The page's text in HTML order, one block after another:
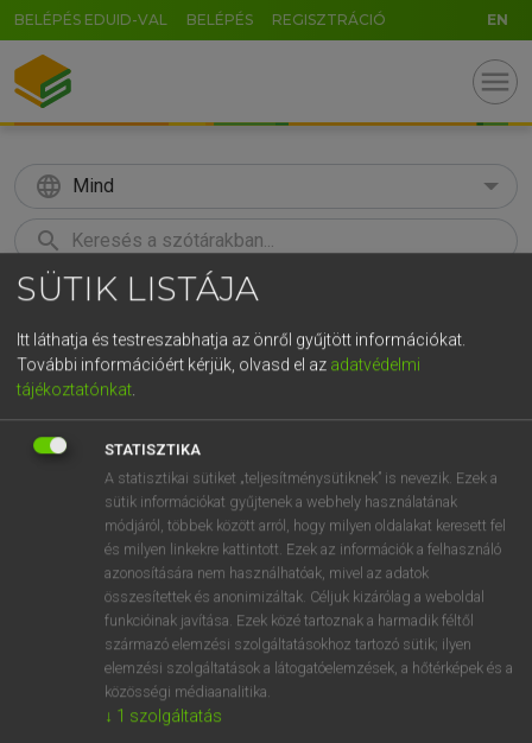
BELÉPÉS EDUID-VAL BELÉPÉS REGISZTRÁCIÓ EN
menu
language Mind
search
KERESÉS
Európai uniós terminológiai szótár
VAN ELŐFIZETÉSED?
Van előfizetésem a teljes szócikk megtekintéséhez.
BELÉPÉS
SÜTIK LISTÁJA
Itt láthatja és testreszabhatja az önről gyűjtött információkat.
További információért kérjük, olvasd el az adatvédelmi
tájékoztatónkat.
STATISZTIKA
A statisztikai sütiket „teljesítménysütiknek” is nevezik. Ezek a
sütik információkat gyűjtenek a webhely használatának
módjáról, többek között arról, hogy milyen oldalakat keresett fel
és milyen linkekre kattintott. Ezek az információk a felhasználó
azonosítására nem használhatóak, mivel az adatok
összesítettek és anonimizáltak. Céljuk kizárólag a weboldal
funkcióinak javítása. Ezek közé tartoznak a harmadik féltől
származó elemzési szolgáltatásokhoz tartozó sütik; ilyen
elemzési szolgáltatások a látogatóelemzések, a hőtérképek és a
közösségi médiaanalitika.
↓ 1 szolgáltatás
GR
t z u i o p
g h j k l é á ű Ω
n m , . AltGr